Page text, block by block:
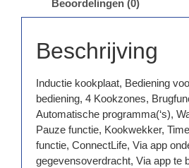
Beoordelingen (0)
Beschrijving
Inductie kookplaat, Bediening
bediening, 4 Kookzones,
Automatische programma(‘s),
Pauze functie, Kookwekker,
functie, ConnectLife, Via app
gegevensoverdracht, Via app te